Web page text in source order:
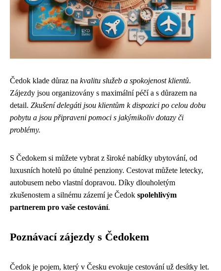
Čedok klade důraz na kvalitu služeb a spokojenost klientů.
Zájezdy jsou organizovány s maximální péčí a s důrazem na
detail. Zkušení delegáti jsou klientům k dispozici po celou dobu
pobytu a jsou připraveni pomoci s jakýmikoliv dotazy či
problémy.
S Čedokem si můžete vybrat z široké nabídky ubytování, od
luxusních hotelů po útulné penziony. Cestovat můžete letecky,
autobusem nebo vlastní dopravou. Díky dlouholetým
zkušenostem a silnému zázemí je Čedok spolehlivým
partnerem pro vaše cestování.
Poznávací zájezdy s Čedokem
Čedok je pojem, který v Česku evokuje cestování už desítky let.